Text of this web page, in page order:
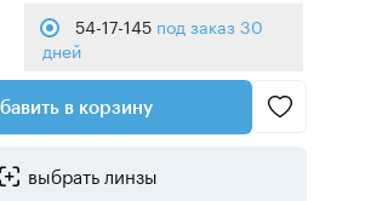
54-17-145 под заказ 30
дней
в корзину
выбрать линзы